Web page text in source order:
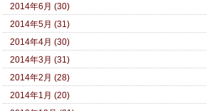
2014年6月 (30)
2014年5月 (31)
2014年4月 (30)
2014年3月 (31)
2014年2月 (28)
2014年1月 (20)